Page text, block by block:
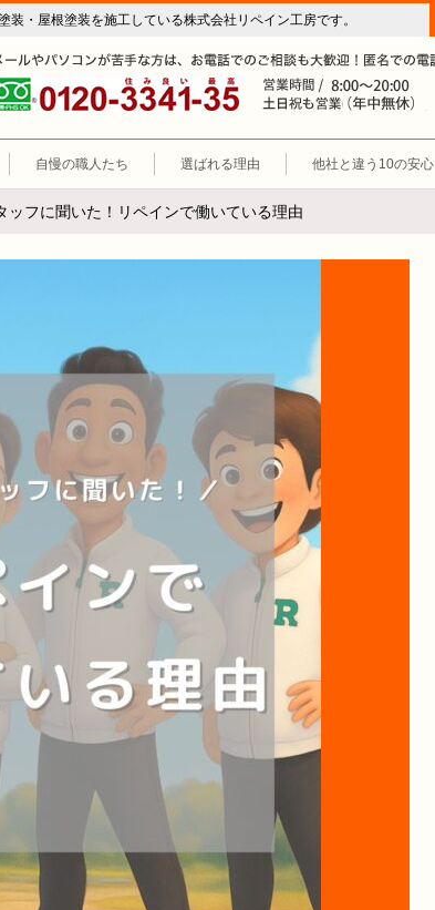
・屋根塗装を施工している株式会社リペイン工房です。
壁塗装・屋根塗装・雨漏り修理・防水工事）
工エリア 岐阜市、各務原市、羽島郡。
0120-3341-35
自慢の職人たち 選ばれる理由 他社と違う10の安心
ッフに聞いた！リペインで働いている理由